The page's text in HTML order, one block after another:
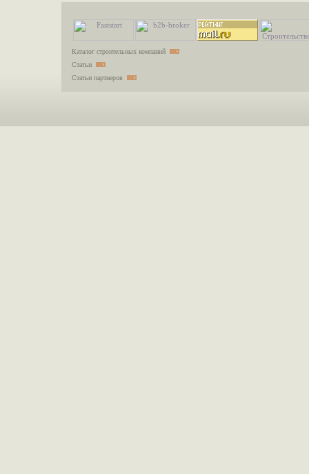
Каталог строительных компаний
Статьи
Статьи партнеров